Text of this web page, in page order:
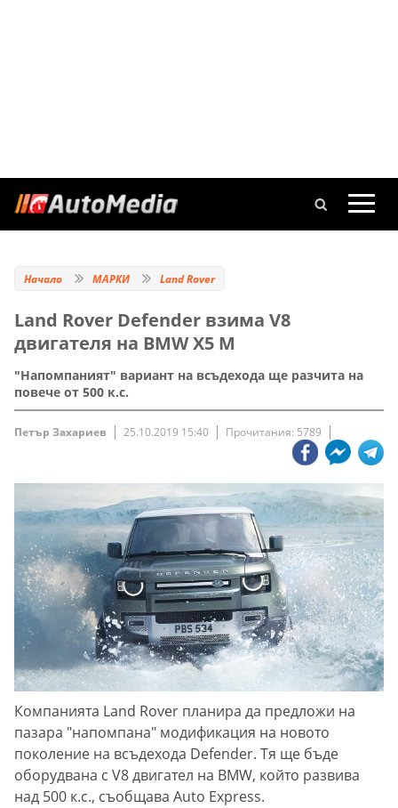
Начало МАРКИ Land Rover
Land Rover Defender взима V8
двигателя на BMW X5 M
"Напомпаният" вариант на всъдехода ще разчита на
повече от 500 к.с.
Петър Захариев 25.10.2019 15:40 Прочитания: 5789
Компанията Land Rover планира да предложи на
пазара "напомпана" модификация на новото
поколение на всъдехода Defender. Тя ще бъде
оборудвана с V8 двигател на BMW, който развива
над 500 к.с., съобщава Auto Express.